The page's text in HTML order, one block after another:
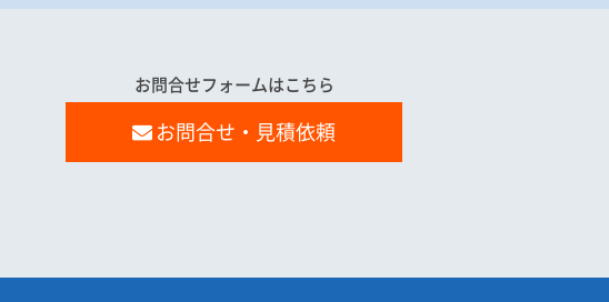
お問合せフォームはこちら
お問合せ・見積依頼